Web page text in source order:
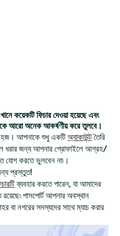
কয়েকটি ফিচার দেওয়া হয়েছে এবং
আরো অনেক আকর্ষণীয় করে তুলবে।
আপনাকে শুধু একটি অ্যাকাউন্টতৈরি
ধরার জন্য আপনার প্রোফাইলে আগ্রহ/
যোগ করতে ভুলবেন না৷।
প্রস্তুত!
ব্যবহার করতে পারেন, যা আমাদের
পাসপোর্ট আপনার অবস্থান
বা নগরের সদস্যদের সাথে ম্যাচ করার